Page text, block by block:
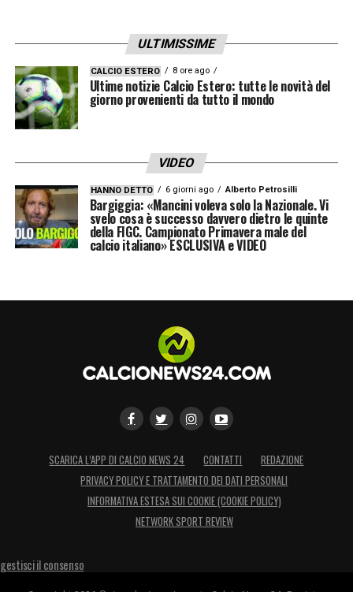
ULTIMISSIME
CALCIO ESTERO 8 ore ago
Ultime notizie Calcio Estero: tutte le novità del
giorno provenienti da tutto il mondo
VIDEO
HANNO DETTO 6 giorni ago Alberto Petrosilli
Bargiggia: «Mancini voleva solo la Nazionale. Vi
svelo cosa è successo davvero dietro le quinte
della FIGC. Campionato Primavera male del
calcio italiano» ESCLUSIVA e VIDEO
SCARICA L’APP DI CALCIO NEWS 24 CONTATTI
REDAZIONE
PRIVACY POLICY E TRATTAMENTO DEI DATI PERSONALI
INFORMATIVA ESTESA SUI COOKIE (COOKIE POLICY)
NETWORK SPORT REVIEW
gestisci il consenso